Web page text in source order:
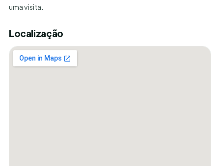
uma visita.
Localização